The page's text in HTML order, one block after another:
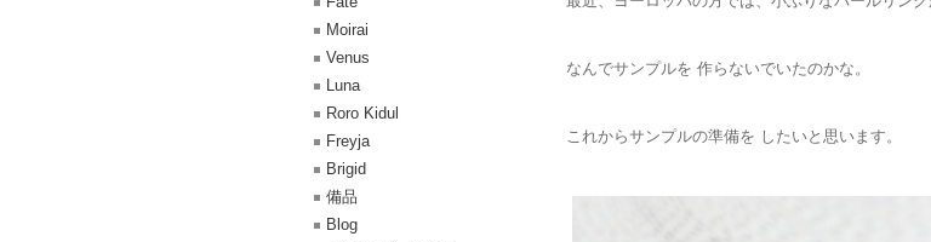
なんでサンプルを 作らないでいたのかな。
これからサンプルの準備を したいと思います。
Moirai
Venus
Luna
Roro Kidul
Freyja
Brigid
備品
Blog